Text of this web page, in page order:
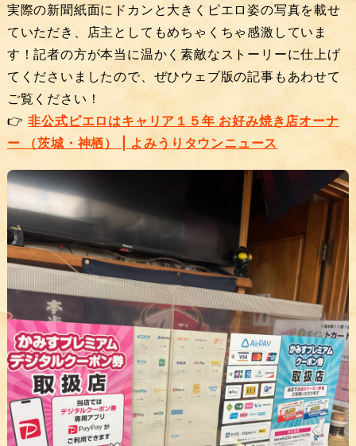
実際の新聞紙面にドカンと大きくピエロ姿の写真を載せ
ていただき、店主としてもめちゃくちゃ感激していま
す！記者の方が本当に温かく素敵なストーリーに仕上げ
てくださいましたので、ぜひウェブ版の記事もあわせて
ご覧ください！
👉非公式ピエロはキャリア１５年 お好み焼き店オーナ
ー （茨城・神栖） | よみうりタウンニュース